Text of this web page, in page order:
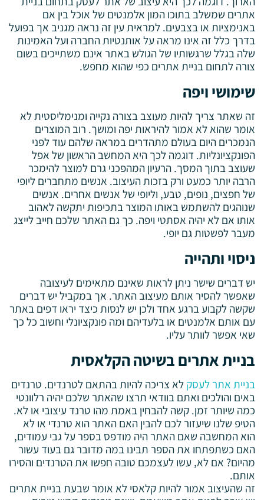
אתרים שמשלב בתוכו המון אלמנטים של אוכל בין אם
באנימציות או בצבעים. למראית עין זה נראה מגניב אך בפועל
בדרך כלל זה אינו מראה על אותנטיות החברה ועל האמינות
שלה בגלל שרגשותיו של הגולש באתר אינם משתייכים בשום
צורה לתחום בניית אתרים כפי שהוא מחפש.
שימושי ויפה
זה שאתר צריך להיות מעוצב בצורה נקייה ומנימליסטית לא
אומר שהוא לא אמור להיראות יפה ומושך. רוב המוצרים
הנמכרים היום בעולם מתהדרים במראה שלהם עוד לפני
הפונקציונליות. דוגמה לכך היא המחשב הראשון של אפל
שעוצב בתוך המסך. הרעיון המהפכני גרם למוצר להימכר
הרבה יותר כמעט ורק בזכות העיצוב. אנשים מתחברים ליופי
של חפצים, נופים, טבע, וליופי של אנשים אחרים. אנשים
שנוהגים להשתמש באותו המוצר בתכיפות יתקשה לאהוב
אותו אם לא יהיה אסתטי ויפה. כך גם האתר שלכם חייב לייצג
מעבר לפשטות גם יופי.
ניסוי ותהייה
יש דברים שישר ניתן לראות שאינם מתאימים לעיצובה
שאפשר להסיר אותם מעיצוב האתר. אך במקביל יש דברים
שקשה לקבוע ברגע אחד ולכן יש לנסות כיצד יראו דפים באתר
עם אותם אלמנטים או בלעדיהם ומה פונקציונלי וחשוב כל כך
שאי אפשר לוותר עליו.
בניית אתרים בשיטה הקלאסית
בניית אתר לעסקלא צריכה להיות בהתאם לטרנדים. טרנדים
באים והולכים ואתם בוודאי תרצו שהאתר שלכם יהיה רלוונטי
כמה שיותר זמן. קשה להבחין באמת מהו טרנד עיצובי או לא.
הטיפ שלנו שיעזור לכם להבין האם האתר הוא טרנדי או לא
הוא המחשבה שאם האתר היה מודפס בספר על גבי עמודים,
האם כשתפתחו את הספר תבינו במה מדובר גם בעוד עשור
מהיום? אם לא, עשו לעצמכם טובה חפשו את הטרנדים והסירו
אותם.
זה שהעיצוב אמור להיות קלאסי לא אומר שבעת בניית אתרים